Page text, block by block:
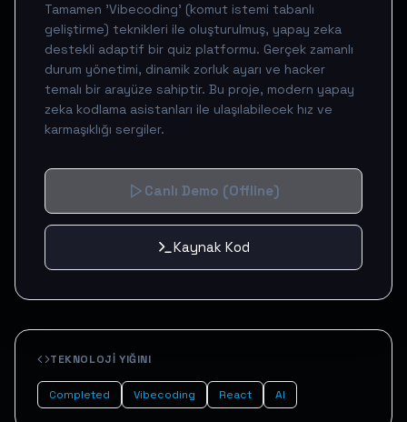
Tamamen 'Vibecoding' (komut istemi tabanlı
geliştirme) teknikleri ile oluşturulmuş, yapay zeka
destekli adaptif bir quiz platformu. Gerçek zamanlı
durum yönetimi, dinamik zorluk ayarı ve hacker
temalı bir arayüze sahiptir. Bu proje, modern yapay
zeka kodlama asistanları ile ulaşılabilecek hız ve
karmaşıklığı sergiler.
Canlı Demo (Offline)
Kaynak Kod
TEKNOLOJI YIĞINI
Completed Vibecoding React AI